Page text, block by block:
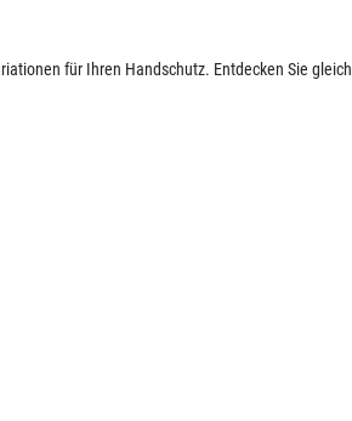
für Ihren Handschutz. Entdecken Sie